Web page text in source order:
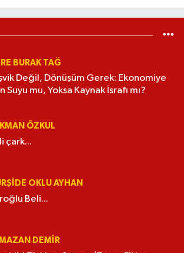
BURAK TAĞ
Değil, Dönüşüm Gerek: Ekonomiye
Suyu mu, Yoksa Kaynak İsrafı mı?
ÖZKUL
çark...
OKLU AYHAN
Beli...
DEMİR